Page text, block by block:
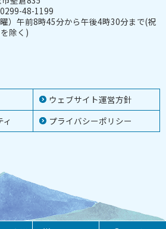
ウェブサイト運営方針
プライバシーポリシー
48-1199
）午前8時45分から午後4時30分まで(祝
除く)